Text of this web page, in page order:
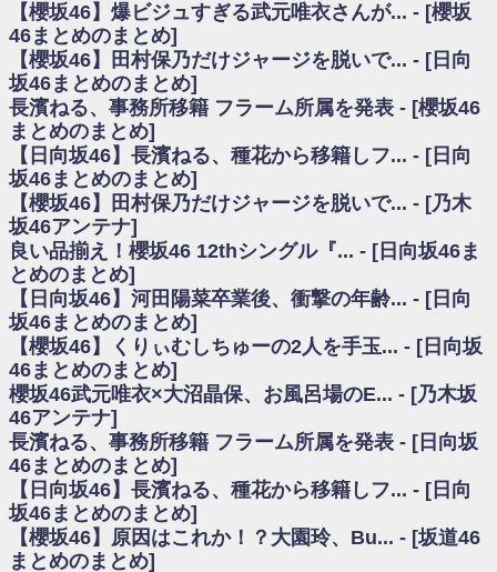
日向坂46まとめのまとめ / 【日向坂46】富田鈴花1st写真集、発売記念記者
会見の模様がこちら！
乃木坂欅坂まとめのまとめ / 【日向坂46】河田陽菜卒業の影響、ガチでデ
カそう...
欅坂あんてな ～欅坂46のニュース・情報・話題をピックアップ / れなッ
ピーズ集結！櫻坂46守屋麗奈×遠藤理子、8/6「ラヴィット！」水曜スタジオ出
演決定
欅坂/日向坂46まとめのまとめ / 【櫻坂46】田村保乃だけジャージを脱いで
いた理由
日向坂46まとめのまとめ / 【日向坂46】若林さん「笑えないぐらい師匠だ
から」佐々木久美と卒業後初の共演の様子がこちら！【激レアさん】
日向坂46まとめのまとめ / 【元日向坂46】情報解禁前で言えない！？丹生
ちゃん、メンバーと会った模様
乃木坂欅坂まとめのまとめ / 【日向坂46】この月、何かあるのか！？『お
願いバッハ！』ミーグリ日程がこちら
欅坂/日向坂46まとめのまとめ / 【櫻坂46】ミーグリで喧嘩！？山下瞳月、
これはマジギレしてる
乃木坂46アンテナ / 【櫻坂46】ハリソン守屋「ゆーづのせいです」【ラヴ
ィット!】
乃木坂あんてな ～乃木坂46・欅坂46・日向坂46のニュース・情報・話題
をピックアップ / 良い品揃え！櫻坂46 12thシングル『Make or Break』オフィ
シャルグッズ絶賛販売受付中
日向坂46まとめのまとめ / 【日向坂46】この月、何かあるのか！？『お願
いバッハ！』ミーグリ日程がこちら
日向坂46まとめのまとめ / 【元日向坂46】この卒業生、めちゃくちゃテレ
ビで見かけるな
欅坂/日向坂46まとめのまとめ / 【櫻坂46】リアルミーグリであの販売も！
『Make or Break』オフィシャルグッズ解禁
【櫻坂46】爆ビジュすぎる武元唯衣さんが... - [櫻坂
46まとめのまとめ]
【櫻坂46】田村保乃だけジャージを脱いで... - [日向
坂46まとめのまとめ]
長濱ねる、事務所移籍 フラーム所属を発表 - [櫻坂46
まとめのまとめ]
【日向坂46】長濱ねる、種花から移籍しフ... - [日向
坂46まとめのまとめ]
【櫻坂46】田村保乃だけジャージを脱いで... - [乃木
坂46アンテナ]
良い品揃え！櫻坂46 12thシングル『... - [日向坂46ま
とめのまとめ]
【日向坂46】河田陽菜卒業後、衝撃の年齢... - [日向
坂46まとめのまとめ]
【櫻坂46】くりぃむしちゅーの2人を手玉... - [日向坂
46まとめのまとめ]
櫻坂46武元唯衣×大沼晶保、お風呂場のE... - [乃木坂
46アンテナ]
長濱ねる、事務所移籍 フラーム所属を発表 - [日向坂
46まとめのまとめ]
【日向坂46】長濱ねる、種花から移籍しフ... - [日向
坂46まとめのまとめ]
【櫻坂46】原因はこれか！？大園玲、Bu... - [坂道46
まとめのまとめ]